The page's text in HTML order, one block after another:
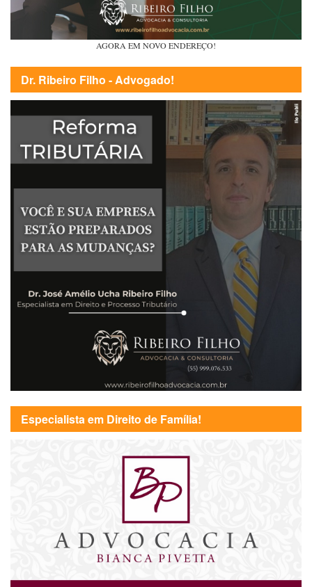
AGORA EM NOVO ENDEREÇO!
Dr. Ribeiro Filho - Advogado!
Especialista em Direito de Família!